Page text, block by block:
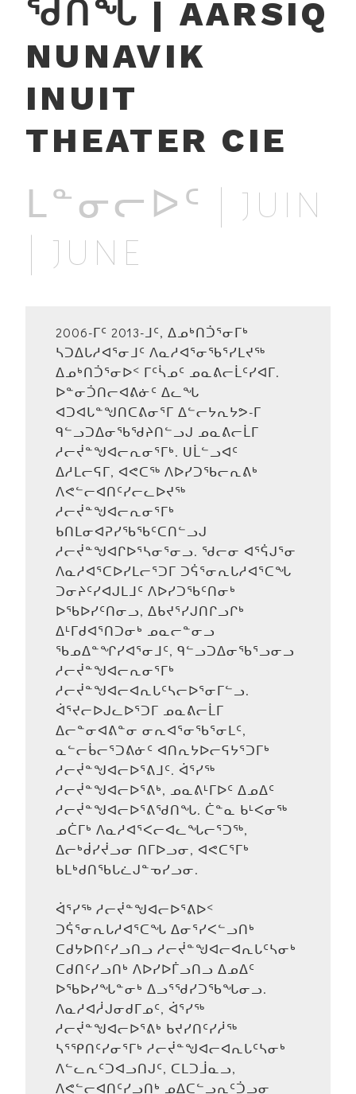
ᖁᑎᖓ | AARSIQ
NUNAVIK
INUIT
THEATER CIE
ᒪᓐᓂᓕᐅᑦ | JUIN
| JUNE
2006-ᒥᑦ 2013-ᒧᑦ, ᐃᓄᒃᑎᑑᕐᓂᒥᒃ
ᓴᑐᐃᒐᓱᐊᕐᓂᒧᑦ ᐱᓇᓱᐊᕐᓂᖃᕐᓯᒪᔪᖅ
ᐃᓄᒃᑎᑑᕐᓂᐅᑉ ᒥᑦᓵᓄᑦ ᓄᓇᕕᓕᒫᑦᓯᐊᒥ.
ᐅᓐᓂᑑᑎᓕᐊᕕᓃᑦ ᐃᓚᖓ
ᐊᑐᐊᒐᓐᖑᑎᑕᕕᓂᕐᒥ ᐃᓪᓕᔭᕆᔭᕗ-ᒥ
ᑫᓪᓗᑐᐃᓂᖃᖁᔨᑎᓪᓗᒍ ᓄᓇᕕᓕᒫᒥ
ᓱᓕᔫᓐᖑᐊᓕᕆᓂᕐᒥᒃ. ᑌᒫᓪᓗᐊᑦ
ᐃᓱᒪᓕᕋᒥ, ᐊᕙᑕᖅ ᐱᐅᓯᑐᖃᓕᕆᕕᒃ
ᐱᕙᓪᓕᐊᑎᑦᓯᓕᓚᐅᔪᖅ
ᓱᓕᔫᓐᖑᐊᓕᕆᓂᕐᒥᒃ
ᑲᑎᒪᓂᐊᕈᓯᖃᖃᑦᑕᑎᓪᓗᒍ
ᓱᓕᔫᓐᖑᐊᒋᐅᕐᓴᓂᕐᓂᓗ. ᖁᓕᓂ ᐊᕐᕌᒍᕐᓂ
ᐱᓇᓱᐊᕐᑕᐅᓯᒪᓕᕐᑐᒥ ᑐᕌᕐᓂᕆᒐᓱᐊᕐᑕᖓ
ᑐᓂᔨᑦᓯᐊᒍᒪᒧᑦ ᐱᐅᓯᑐᖃᑦᑎᓂᒃ
ᐅᖃᐅᓯᑦᑎᓂᓗ, ᐃᑲᔪᕐᓯᒍᑎᒋᓗᒋᒃ
ᐃᒻᒥᑯᐊᕐᑎᑐᓂᒃ ᓄᓇᓕᓐᓂᓗ
ᖃᓄᐃᓐᖏᓯᐊᕐᓂᒧᑦ, ᑫᓪᓗᑐᐃᓂᖃᕐᓗᓂᓗ
ᓱᓕᔫᓐᖑᐊᓕᕆᓂᕐᒥᒃ
ᓱᓕᔫᓐᖑᐊᓕᐊᕆᒐᑦᓴᓕᐅᕐᓂᒥᓪᓗ.
ᐋᕐᔪᓕᐅᒍᓚᐅᕐᑐᒥ ᓄᓇᕕᓕᒫᒥ
ᐃᓕᓐᓂᐊᕕᓐᓂ ᓂᕆᐊᕐᓂᖃᕐᓂᒪᑦ,
ᓇᓪᓕᑳᓕᕐᑐᕕᓃᑦ ᐊᑎᕆᔭᐅᓕᕋᔭᕐᑐᒥᒃ
ᓱᓕᔫᓐᖑᐊᓕᐅᕐᕕᒧᑦ. ᐋᕐᓯᖅ
ᓱᓕᔫᓐᖑᐊᓕᐅᕐᕕᒃ, ᓄᓇᕕᒻᒥᐅᑦ ᐃᓄᐃᑦ
ᓱᓕᔫᓐᖑᐊᓕᐅᕐᕕᖁᑎᖓ. ᑖᓐᓇ ᑲᒻᐸᓂᖅ
ᓄᑖᒥᒃ ᐱᓇᓱᐊᕐᐸᓕᐊᓚᖓᓕᕐᑐᖅ,
ᐃᓕᒃᑰᓯᔫᓗᓂ ᑎᒥᐅᓗᓂ, ᐊᕙᑕᕐᒥᒃ
ᑲᒪᒃᑯᑎᖃᒐᓛᒍᓐᓀᓯᓗᓂ.
ᐋᕐᓯᖅ ᓱᓕᔫᓐᖑᐊᓕᐅᕐᕕᐅᑉ
ᑐᕌᕐᓂᕆᒐᓱᐊᕐᑕᖓ ᐃᓂᕐᓯᐸᓪᓗᑎᒃ
ᑕᑯᔭᐅᑎᑦᓯᓗᑎᓗ ᓱᓕᔫᓐᖑᐊᓕᐊᕆᒐᑦᓴᓂᒃ
ᑕᑯᑎᑦᓯᓗᑎᒃ ᐱᐅᓯᐅᒦᓗᑎᓗ ᐃᓄᐃᑦ
ᐅᖃᐅᓯᖓᓐᓂᒃ ᐃᓗᕐᖁᓯᑐᖃᖓᓂᓗ.
ᐱᓇᓱᐊᓲᒍᓂᑯᒥᓄᑦ, ᐋᕐᓯᖅ
ᓱᓕᔫᓐᖑᐊᓕᐅᕐᕕᒃ ᑲᔪᓯᑎᑦᓯᓲᖅ
ᓴᕐᕿᑎᑦᓯᓂᕐᒥᒃ ᓱᓕᔫᓐᖑᐊᓕᐊᕆᒐᑦᓴᓂᒃ
ᐱᓪᓚᕆᑦᑐᐊᓗᑎᒍᑦ, ᑕᒪᑐᒨᓇᓗ,
ᐱᕙᓪᓕᐊᑎᑦᓯᓗᑎᒃ ᓄᐃᑕᓪᓗᕆᑦᑑᓗᓂ